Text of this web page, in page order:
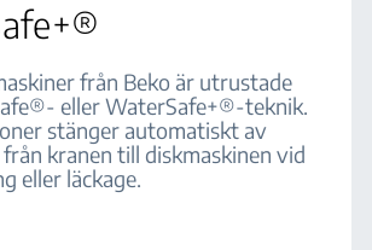
från Beko är utrustade
eller WaterSafe+®-teknik.
stänger automatiskt av
kranen till diskmaskinen vid
eller läckage.